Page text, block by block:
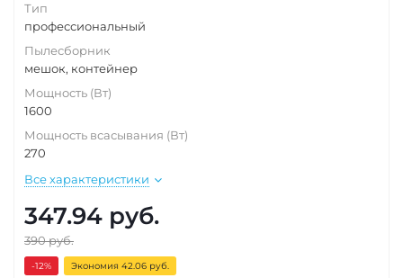
Тип
профессиональный
Пылесборник
мешок, контейнер
Мощность (Вт)
1600
Мощность всасывания (Вт)
270
Все характеристики
347.94 руб.
390руб.
-12% Экономия 42.06 руб.